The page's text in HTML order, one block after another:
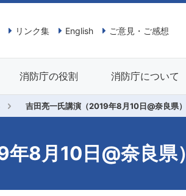
リンク集 English ご意見・ご感想
消防庁の役割 消防庁について
吉田亮一氏講演（2019年8月10日@奈良県）
8月10日@奈良県）